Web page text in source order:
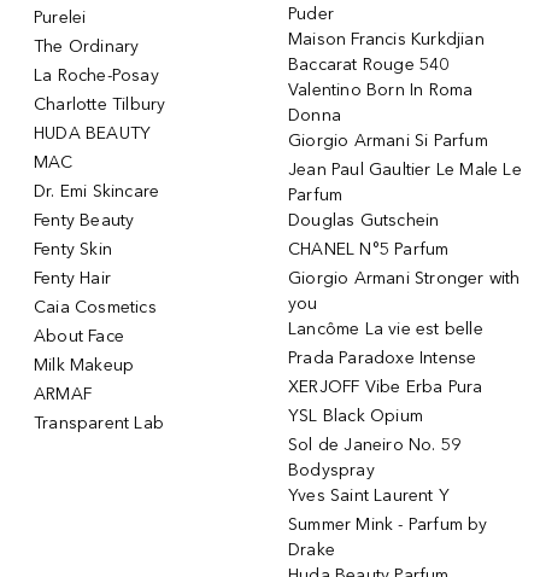
Purelei
The Ordinary
La Roche-Posay
Charlotte Tilbury
HUDA BEAUTY
MAC
Dr. Emi Skincare
Fenty Beauty
Fenty Skin
Fenty Hair
Caia Cosmetics
About Face
Milk Makeup
ARMAF
Transparent Lab
Puder
Maison Francis Kurkdjian
Baccarat Rouge 540
Valentino Born In Roma
Donna
Giorgio Armani Si Parfum
Jean Paul Gaultier Le Male Le
Parfum
Douglas Gutschein
CHANEL N°5 Parfum
Giorgio Armani Stronger with
you
Lancôme La vie est belle
Prada Paradoxe Intense
XERJOFF Vibe Erba Pura
YSL Black Opium
Sol de Janeiro No. 59
Bodyspray
Yves Saint Laurent Y
Summer Mink - Parfum by
Drake